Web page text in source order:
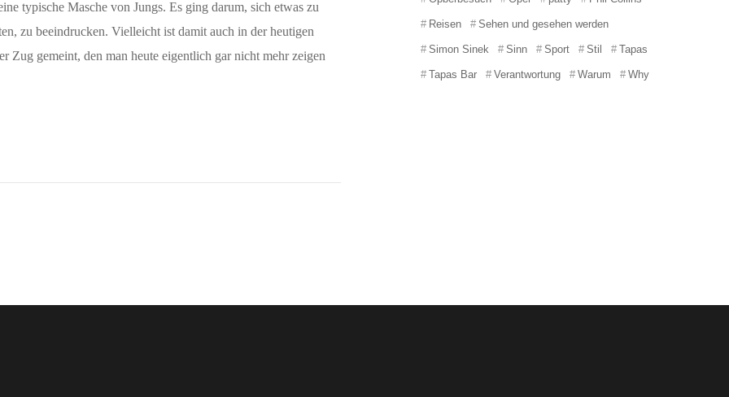
typische Masche von Jungs. Es ging darum, sich etwas zu
zu beeindrucken. Vielleicht ist damit auch in der heutigen
Zug gemeint, den man heute eigentlich gar nicht mehr zeigen
Reisen Sehen und gesehen werden
Simon Sinek Sinn Sport Stil Tapas
Tapas Bar Verantwortung Warum Why